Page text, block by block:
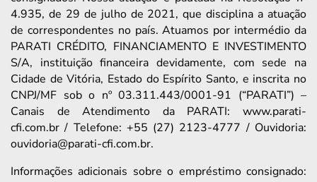
4.935, de 29 de julho de 2021, que disciplina a atuação
de correspondentes no país. Atuamos por intermédio da
PARATI CRÉDITO, FINANCIAMENTO E INVESTIMENTO
S/A, instituição financeira devidamente, com sede na
Cidade de Vitória, Estado do Espírito Santo, e inscrita no
CNPJ/MF sob o nº 03.311.443/0001-91 (“PARATI”) –
Canais de Atendimento da PARATI: www.parati-
cfi.com.br / Telefone: +55 (27) 2123-4777 / Ouvidoria:
ouvidoria@parati-cfi.com.br.
Informações adicionais sobre o empréstimo consignado: